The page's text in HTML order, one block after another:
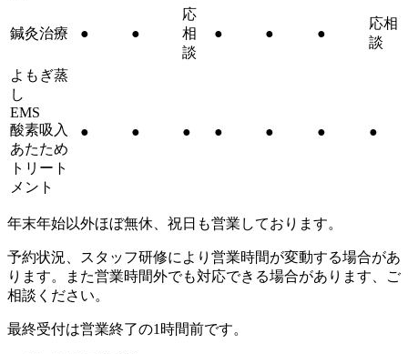
鍼灸治療 ● ●
応
相
談
● ● ●
応相
談
よもぎ蒸
し
EMS
酸素吸入
あたため
トリート
メント
● ● ● ● ● ● ●
年末年始以外ほぼ無休、祝日も営業しております。
予約状況、スタッフ研修により営業時間が変動する場合があ
ります。また営業時間外でも対応できる場合があります、ご
相談ください。
最終受付は営業終了の1時間前です。